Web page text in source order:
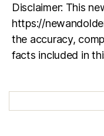
Disclaimer: This
https://
the accuracy,
facts included in